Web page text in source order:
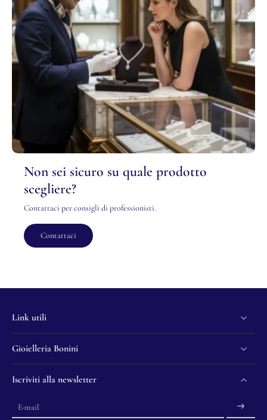
Non sei sicuro su quale prodotto
scegliere?
Contattaci per consigli di professionisti.
Contattaci
Link utili
Gioielleria Bonini
Iscriviti alla newsletter
E-mail